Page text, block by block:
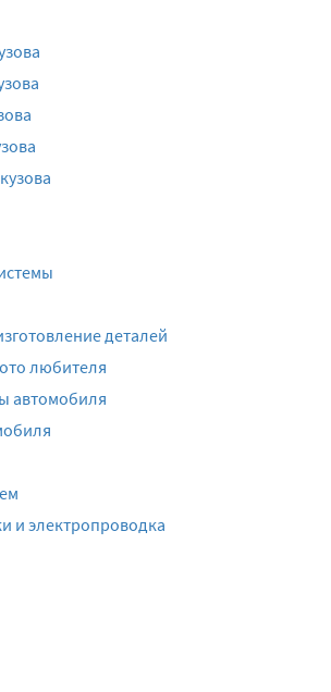
деталей
любителя
автомобиля
и электропроводка